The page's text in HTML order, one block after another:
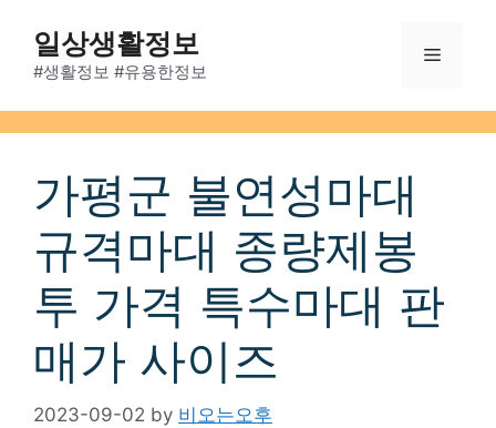
content
일상생활정보
#생활정보 #유용한정보
Menu
가평군 불연성마대
규격마대 종량제봉
투 가격 특수마대 판
매가 사이즈
2023-09-02 by 비오는오후